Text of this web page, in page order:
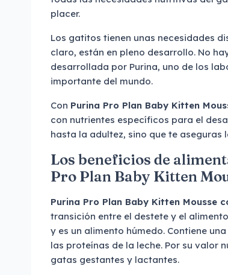
placer.
Los gatitos tienen unas necesidades
claro, están en pleno desarrollo. No
desarrollada por Purina, uno de los
importante del mundo.
Con Purina Pro Plan Baby Kitten
con nutrientes específicos para el
hasta la adultez, sino que te aseguras
Los beneficios de
Pro Plan Baby Kitten
Purina Pro Plan Baby Kitten Mousse
transición entre el destete y el
y es un alimento húmedo. Contiene una
las proteínas de la leche. Por su valor
gatas gestantes y lactantes.